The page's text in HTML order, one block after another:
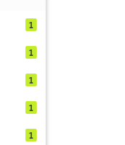
1
1
1
1
1